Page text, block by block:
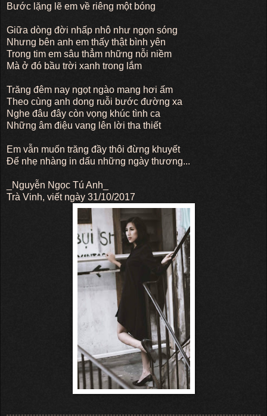
Bước lặng lẽ em về riêng một bóng
Giữa dòng đời nhấp nhô như ngọn sóng
Nhưng bên anh em thấy thật bình yên
Trong tim em sâu thẳm những nỗi niềm
Mà ở đó bầu trời xanh trong lắm
Trăng đêm nay ngọt ngào mang hơi ấm
Theo cùng anh dong ruỗi bước đường xa
Nghe đâu đây còn vọng khúc tình ca
Những âm điệu vang lên lời tha thiết
Em vẫn muốn trăng đầy thôi đừng khuyết
Để nhẹ nhàng in dấu những ngày thương...
_Nguyễn Ngọc Tú Anh_
Trà Vinh, viết ngày 31/10/2017